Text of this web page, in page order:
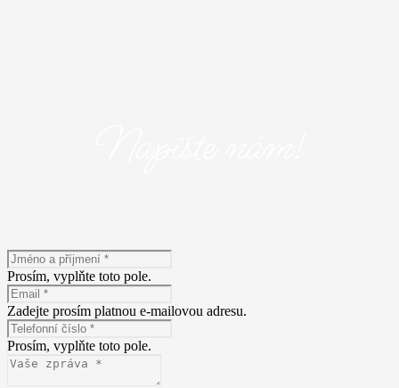
Prosím, vyplňte toto pole.
Zadejte prosím platnou e-mailovou adresu.
Prosím, vyplňte toto pole.